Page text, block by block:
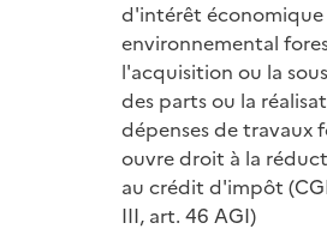
d'intérêt
environnemental
l'acquisition ou la
des parts ou la
dépenses de travaux
ouvre droit à la
au crédit d'impôt
III, art. 46 AGI)